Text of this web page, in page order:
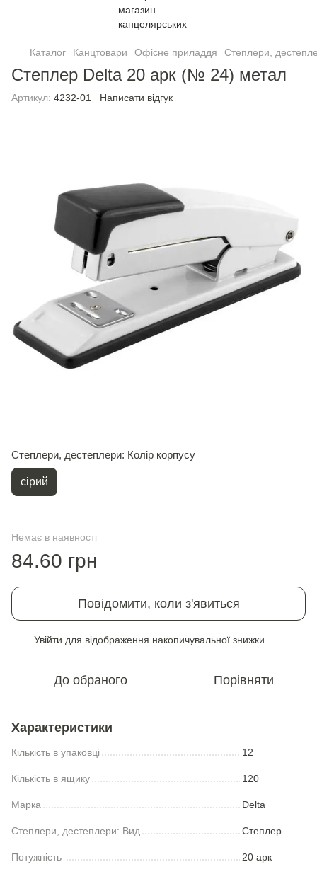
Каталог Канцтовари Офісне приладдя Степлери,
Степлер Delta 20 арк (№ 24) метал
Артикул: 4232-01 Написати відгук
Степлери, дестеплери: Колір корпусу
сірий
Немає в наявності
84.60 грн
Повідомити, коли з'явиться
Увійти для відображення накопичувальної знижки
До обраного Порівняти
Характеристики
Кількість в упаковці 12
Кількість в ящику 120
Марка Delta
Степлери, дестеплери: Вид Степлер
Потужність 20 арк